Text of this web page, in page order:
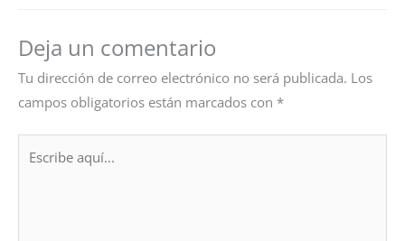
Deja un comentario
Tu dirección de correo electrónico no será publicada. Los
campos obligatorios están marcados con *